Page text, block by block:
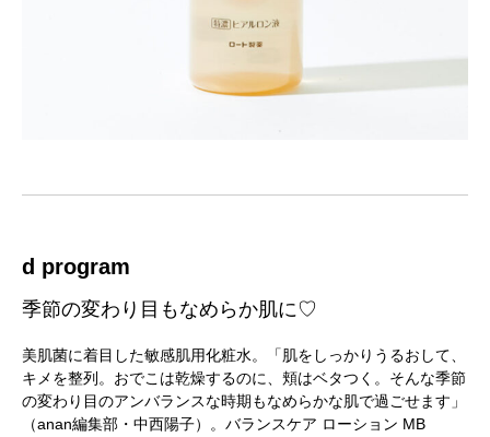
d program
季節の変わり目もなめらか肌に♡
美肌菌に着目した敏感肌用化粧水。「肌をしっかりうるおして、
キメを整列。おでこは乾燥するのに、頬はベタつく。そんな季節
の変わり目のアンバランスな時期もなめらかな肌で過ごせます」
（anan編集部・中西陽子）。バランスケア ローション MB